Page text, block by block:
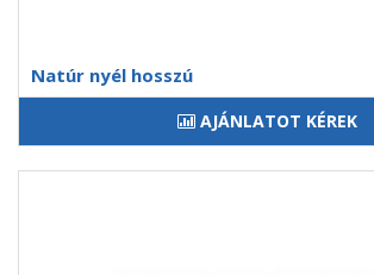
Natúr nyél hosszú
AJÁNLATOT KÉREK